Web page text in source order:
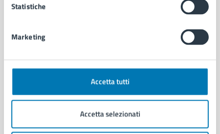
Statistiche
Marketing
Accetta tutti
Accetta selezionati
Personale amministrativo
Intranet, posta aziendale e protocollo
Autorizzazioni
Cultura e tempo libero
Documenti e certificati